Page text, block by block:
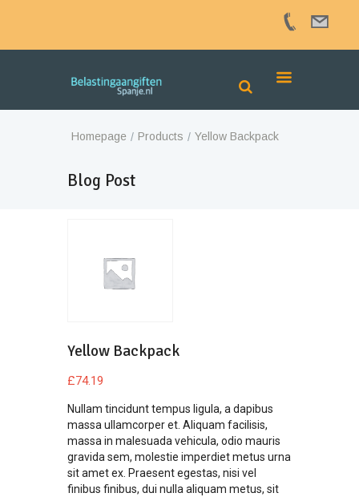
Homepage Products Yellow Backpack
Blog Post
Yellow Backpack
£74.19
Nullam tincidunt tempus ligula, a dapibus
massa ullamcorper et. Aliquam facilisis,
massa in malesuada vehicula, odio mauris
gravida sem, molestie imperdiet metus urna
sit amet ex. Praesent egestas, nisi vel
finibus finibus, dui nulla aliquam metus, sit